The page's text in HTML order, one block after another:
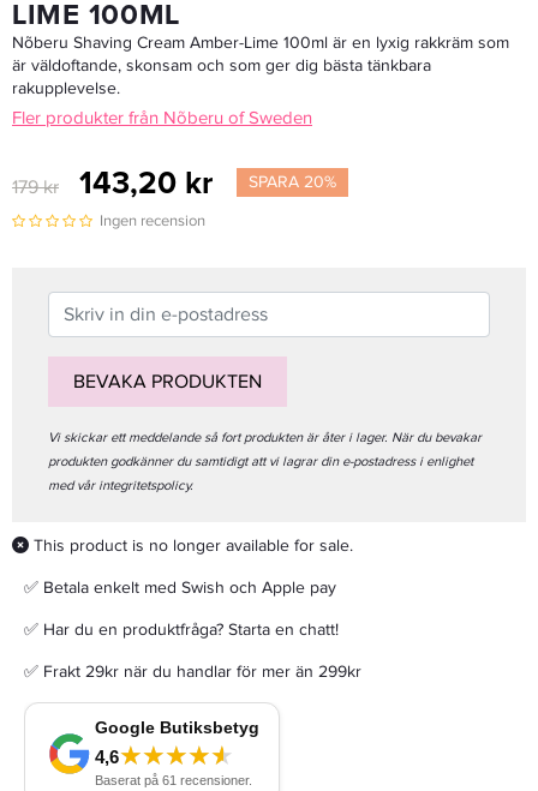
LIME 100ML
Nõberu Shaving Cream Amber-Lime 100ml är en lyxig rakkräm som
är väldoftande, skonsam och som ger dig bästa tänkbara
rakupplevelse.
Fler produkter från Nõberu of Sweden
179 kr 143,20 kr SPARA 20%
Ingen recension
BEVAKA PRODUKTEN
Vi skickar ett meddelande så fort produkten är åter i lager. När du bevakar
produkten godkänner du samtidigt att vi lagrar din e-postadress i enlighet
med vår integritetspolicy.
This product is no longer available for sale.
✅ Betala enkelt med Swish och Apple pay
✅ Har du en produktfråga? Starta en chatt!
✅ Frakt 29kr när du handlar för mer än 299kr